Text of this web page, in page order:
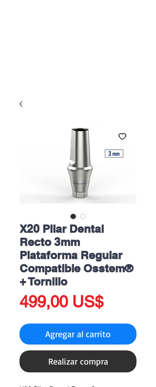
X20 Pilar Dental
Recto 3mm
Plataforma Regular
Compatible Osstem®
+ Tornillo
499,00 US$Precio
Agregar al carrito
Realizar compra